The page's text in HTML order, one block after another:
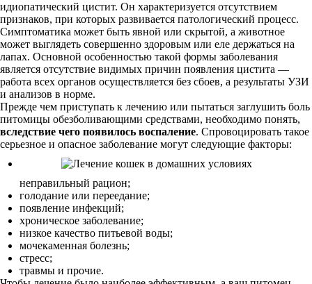
идиопатический цистит. Он характеризуется отсутствием
признаков, при которых развивается патологический процесс.
Симптоматика может быть явной или скрытой, а животное
может выглядеть совершенно здоровым или еле держаться на
лапах. Основной особенностью такой формы заболевания
является отсутствие видимых причин появления цистита —
работа всех органов осуществляется без сбоев, а результаты УЗИ
и анализов в норме.
Прежде чем приступать к лечению или пытаться заглушить боль
питомицы обезболивающими средствами, необходимо понять,
вследствие чего появилось воспаление. Спровоцировать такое
серьезное и опасное заболевание могут следующие факторы:
неправильный рацион;
голодание или переедание;
появление инфекций;
хроническое заболевание;
низкое качество питьевой воды;
мочекаменная болезнь;
стресс;
травмы и прочие.